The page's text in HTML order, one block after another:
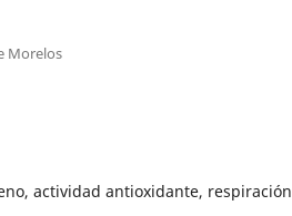
Morelos
actividad antioxidante, respiración